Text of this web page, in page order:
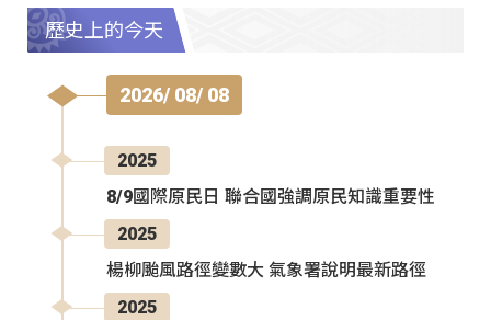
歷史上的今天
2026/ 08/ 08
2025
8/9國際原民日 聯合國強調原民知識重要性
2025
楊柳颱風路徑變數大 氣象署說明最新路徑
2025